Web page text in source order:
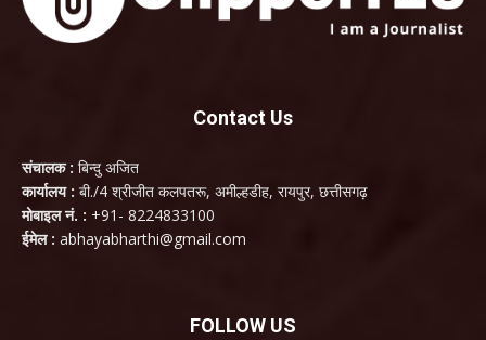
Contact Us
संचालक : बिन्दु अजित
कार्यालय : बी./4 श्रीजीत कलपतरू, अमील्हडीह, रायपुर, छत्तीसगढ़
मोबाइल नं. : +91- 8224833100
ईमेल : abhayabharthi@gmail.com
FOLLOW US